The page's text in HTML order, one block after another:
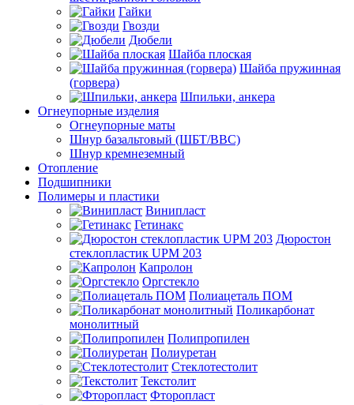
Гайки
Гвозди
Дюбели
Шайба плоская
Шайба пружинная
(горвера)
Шпильки, анкера
Огнеупорные изделия
Огнеупорные маты
Шнур базальтовый (ШБТ/ВВС)
Шнур кремнеземный
Отопление
Подшипники
Полимеры и пластики
Винипласт
Гетинакс
Дюростон
стеклопластик UPM 203
Капролон
Оргстекло
Полиацеталь ПОМ
Поликарбонат
монолитный
Полипропилен
Полиуретан
Стеклотестолит
Текстолит
Фторопласт